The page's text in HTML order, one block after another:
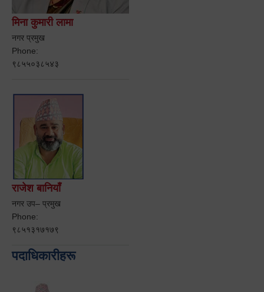
मिना कुमारी लामा
नगर प्रमुख
Phone:
९८५५०३८५४३
राजेश बानियाँ
नगर उप– प्रमुख
Phone:
९८५१३१७१७९
पदाधिकारीहरू